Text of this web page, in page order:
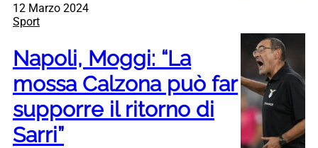
12 Marzo 2024
Sport
Napoli, Moggi: “La
mossa Calzona può far
supporre il ritorno di
Sarri”